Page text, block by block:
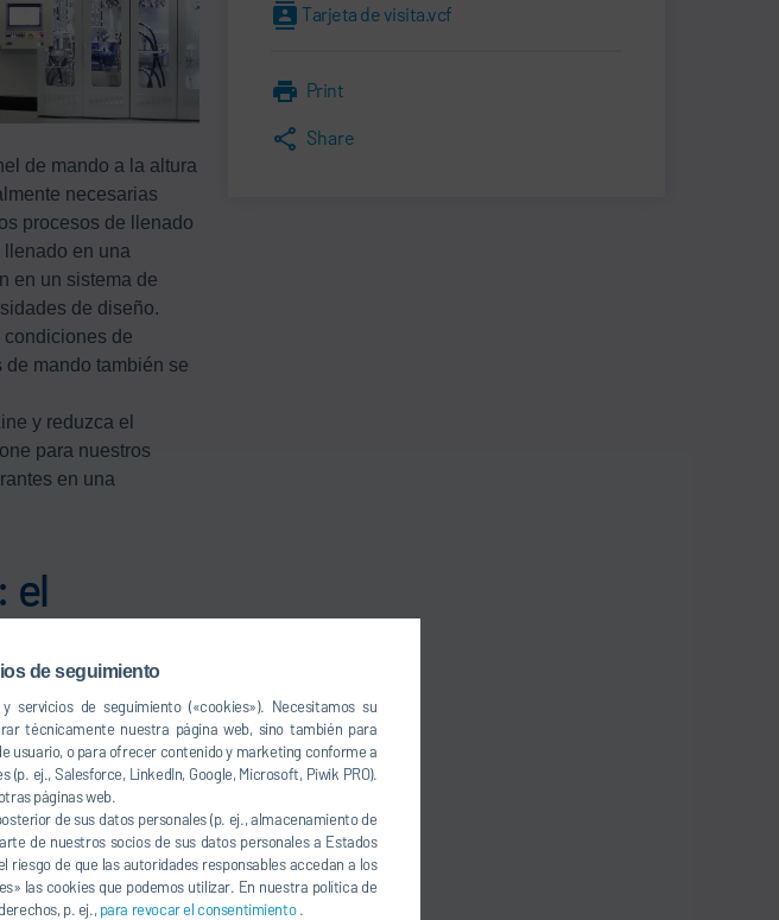
de seguimiento
de seguimiento («cookies»). Necesitamos su
técnicamente nuestra página web, sino también para
usuario, o para ofrecer contenido y marketing conforme a
ej., Salesforce, LinkedIn, Google, Microsoft, Piwik PRO).
páginas web.
de sus datos personales (p. ej., almacenamiento de
de nuestros socios de sus datos personales a Estados
riesgo de que las autoridades responsables accedan a los
las cookies que podemos utilizar. En nuestra política de
p. ej.,para revocar el consentimiento.
de mando a la altura
necesarias
procesos de llenado
en una
en un sistema de
de diseño.
de
mando también se
y reduzca el
para nuestros
en una
el
Tarjeta de visita.vcf
Print
Share